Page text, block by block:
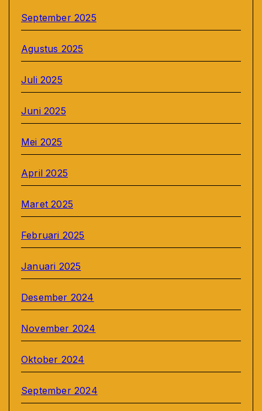
September 2025
Agustus 2025
Juli 2025
Juni 2025
Mei 2025
April 2025
Maret 2025
Februari 2025
Januari 2025
Desember 2024
November 2024
Oktober 2024
September 2024